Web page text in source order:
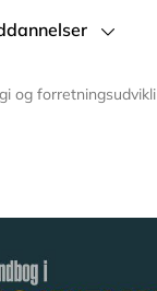
og forretningsudvikli